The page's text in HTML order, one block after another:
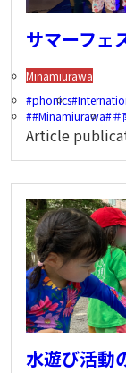
サマーフェ
Minamiurawa
phonics
#Minamiurawa
Article
水遊び活動